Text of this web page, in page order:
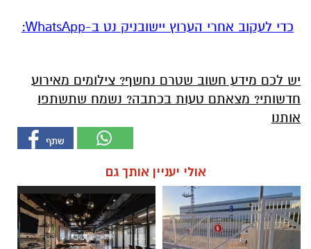
‏כדי לעקוב אחרי הערוץ יישובניק נט ב-WhatsApp:‏‏‏
יש לכם מידע חשוב שטרם נחשף? צילומים מאירוע
חדשותי? מצאתם טעות בכתבה? נשמח שתשתפו
אותנו
אולי יעניין אותך גם